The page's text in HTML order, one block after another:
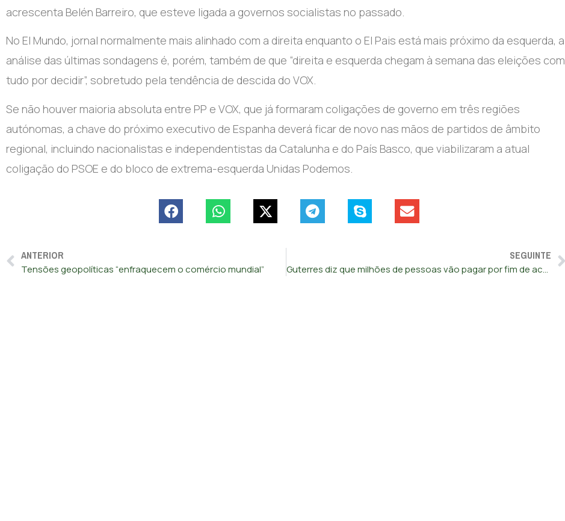
acrescenta Belén Barreiro, que esteve ligada a governos socialistas no passado.
No El Mundo, jornal normalmente mais alinhado com a direita enquanto o El Pais está mais próximo da esquerda, a
análise das últimas sondagens é, porém, também de que “direita e esquerda chegam à semana das eleições com
tudo por decidir”, sobretudo pela tendência de descida do VOX.
Se não houver maioria absoluta entre PP e VOX, que já formaram coligações de governo em três regiões
autónomas, a chave do próximo executivo de Espanha deverá ficar de novo nas mãos de partidos de âmbito
regional, incluindo nacionalistas e independentistas da Catalunha e do País Basco, que viabilizaram a atual
coligação do PSOE e do bloco de extrema-esquerda Unidas Podemos.
ANTERIOR
Tensões geopolíticas “enfraquecem o comércio mundial”
SEGUINTE
Guterres diz que milhões de pessoas vão pagar por fim de acordo de cereais